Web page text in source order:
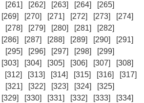
[261] [262] [263] [264]
[265]
[269] [270] [271] [272] [273]
[274]
[278] [279] [280] [281]
[282]
[286] [287] [288] [289] [290]
[291]
[295] [296] [297] [298]
[299]
[303] [304] [305] [306] [307]
[308]
[312] [313] [314] [315] [316]
[317]
[321] [322] [323] [324]
[325]
[329] [330] [331] [332] [333]
[334]